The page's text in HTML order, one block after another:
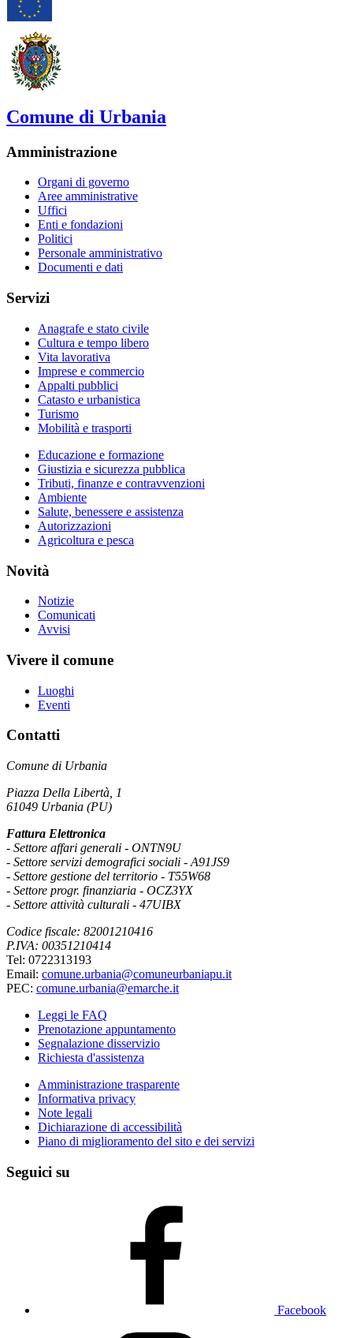
Comune di Urbania
Amministrazione
Organi di governo
Aree amministrative
Uffici
Enti e fondazioni
Politici
Personale amministrativo
Documenti e dati
Servizi
Anagrafe e stato civile
Cultura e tempo libero
Vita lavorativa
Imprese e commercio
Appalti pubblici
Catasto e urbanistica
Turismo
Mobilità e trasporti
Educazione e formazione
Giustizia e sicurezza pubblica
Tributi, finanze e contravvenzioni
Ambiente
Salute, benessere e assistenza
Autorizzazioni
Agricoltura e pesca
Novità
Notizie
Comunicati
Avvisi
Vivere il comune
Luoghi
Eventi
Contatti
Comune di Urbania
Piazza Della Libertà, 1
61049 Urbania (PU)
Fattura Elettronica
- Settore affari generali - ONTN9U
- Settore servizi demografici sociali - A91JS9
- Settore gestione del territorio - T55W68
- Settore progr. finanziaria - OCZ3YX
- Settore attività culturali - 47UIBX
Codice fiscale: 82001210416
P.IVA: 00351210414
Tel: 0722313193
Email: comune.urbania@comuneurbaniapu.it
PEC: comune.urbania@emarche.it
Leggi le FAQ
Prenotazione appuntamento
Segnalazione disservizio
Richiesta d'assistenza
Amministrazione trasparente
Informativa privacy
Note legali
Dichiarazione di accessibilità
Piano di miglioramento del sito e dei servizi
Seguici su
Facebook